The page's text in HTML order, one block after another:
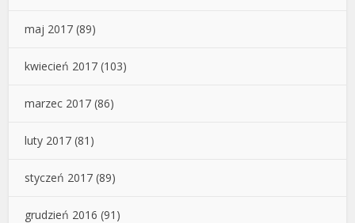
maj 2017 (89)
kwiecień 2017 (103)
marzec 2017 (86)
luty 2017 (81)
styczeń 2017 (89)
grudzień 2016 (91)